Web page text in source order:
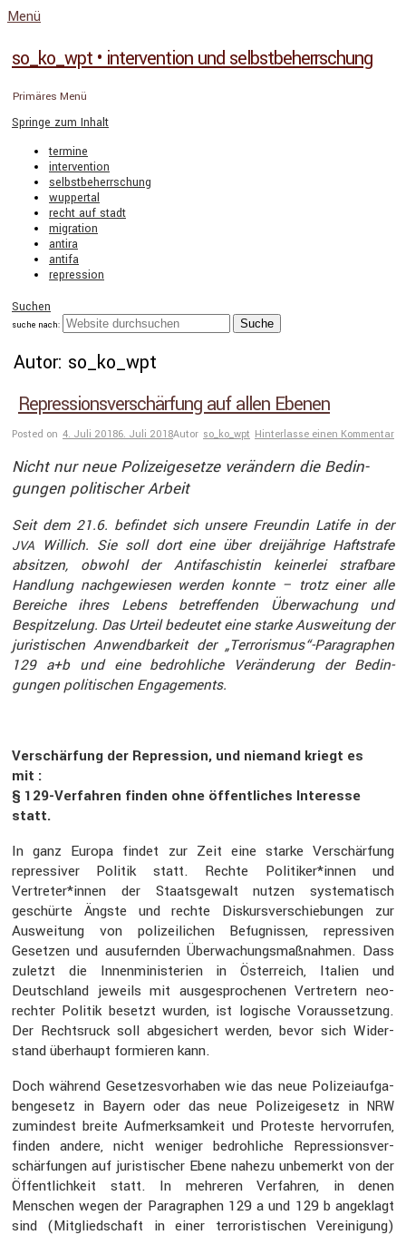
Menü
so_ko_wpt • intervention und selbstbeherrschung
Primäres Menü
Springe zum Inhalt
termine
intervention
selbstbeherrschung
wuppertal
recht auf stadt
migration
antira
antifa
repression
Suchen
suche nach:
Autor: so_ko_wpt
Repressionsverschärfung auf allen Ebenen
Posted on 4. Juli 20186. Juli 2018Autor so_ko_wpt Hinterlasse einen Kommentar
Nicht nur neue Polizei­ge­setze verän­dern die Bedin­
gungen politi­scher Arbeit
Seit dem 21.6. befindet sich unsere Freundin Latife in der
JVA Willich. Sie soll dort eine über dreijäh­rige Haftstrafe
absitzen, obwohl der Antifa­schistin keinerlei straf­bare
Handlung nachge­wiesen werden konnte – trotz einer alle
Bereiche ihres Lebens betref­fenden Überwa­chung und
Bespit­ze­lung. Das Urteil bedeutet eine starke Auswei­tung der
juris­ti­schen Anwend­bar­keit der „Terrorismus“-Paragraphen
129 a+b und eine bedroh­liche Verän­de­rung der Bedin­
gungen politi­schen Engage­ments.
Verschär­fung der Repres­sion, und niemand kriegt es
mit :
§ 129-Verfahren finden ohne öffent­li­ches Inter­esse
statt.
In ganz Europa findet zur Zeit eine starke Verschär­fung
repres­siver Politik statt. Rechte Politiker*innen und
Vertreter*innen der Staats­ge­walt nutzen syste­ma­tisch
geschürte Ängste und rechte Diskurs­ver­schie­bungen zur
Auswei­tung von polizei­li­chen Befug­nissen, repres­siven
Gesetzen und ausufernden Überwa­chungs­maß­nahmen. Dass
zuletzt die Innen­mi­nis­te­rien in Öster­reich, Italien und
Deutsch­land jeweils mit ausge­spro­chenen Vertre­tern neo-
rechter Politik besetzt wurden, ist logische Voraus­set­zung.
Der Rechts­ruck soll abgesi­chert werden, bevor sich Wider­
stand überhaupt formieren kann.
Doch während Geset­zes­vor­haben wie das neue Polizei­auf­ga­
ben­ge­setz in Bayern oder das neue Polizei­ge­setz in NRW
zumin­dest breite Aufmerk­sam­keit und Proteste hervor­rufen,
finden andere, nicht weniger bedroh­liche Repres­si­ons­ver­
schär­fungen auf juris­ti­scher Ebene nahezu unbemerkt von der
Öffent­lich­keit statt. In mehreren Verfahren, in denen
Menschen wegen der Paragra­phen 129 a und 129 b angeklagt
sind (Mitglied­schaft in einer terro­ris­ti­schen Verei­ni­gung)